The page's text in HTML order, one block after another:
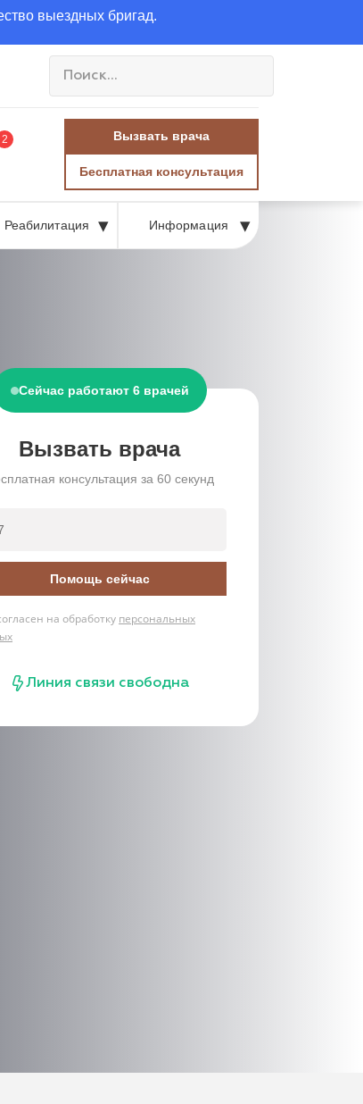
выездных бригад.
2 Вызвать врача
Бесплатная консультация
Реабилитация Информация
Сейчас работают 6 врачей
Вызвать врача
консультация за 60 секунд
Помощь сейчас
на обработку персональных
Линия связи свободна